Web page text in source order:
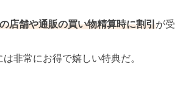
店舗や通販の買い物精算時に割引が受
非常にお得で嬉しい特典だ。